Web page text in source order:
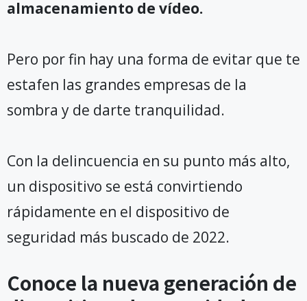
almacenamiento de vídeo.
Pero por fin hay una forma de evitar que te
estafen las grandes empresas de la
sombra y de darte tranquilidad.
Con la delincuencia en su punto más alto,
un dispositivo se está convirtiendo
rápidamente en el dispositivo de
seguridad más buscado de 2022.
Conoce la nueva generación de